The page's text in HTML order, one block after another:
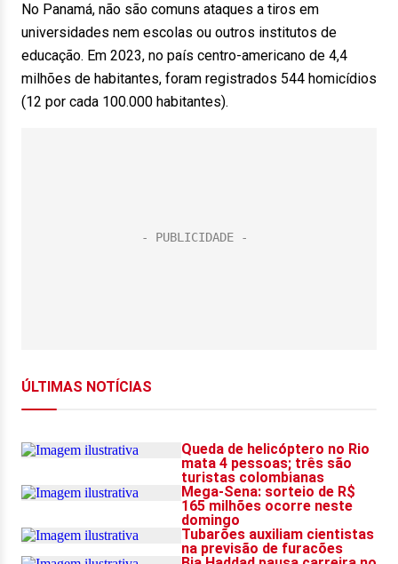
No Panamá, não são comuns ataques a tiros em
universidades nem escolas ou outros institutos de
educação. Em 2023, no país centro-americano de 4,4
milhões de habitantes, foram registrados 544 homicídios
(12 por cada 100.000 habitantes).